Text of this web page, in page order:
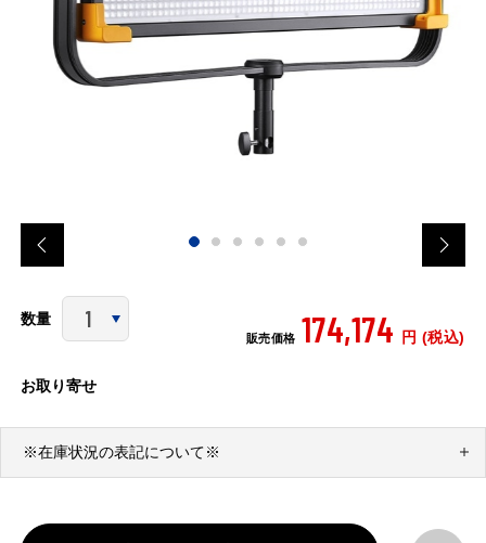
数量
販売価格 174,174 円 (税込)
お取り寄せ
※在庫状況の表記について※